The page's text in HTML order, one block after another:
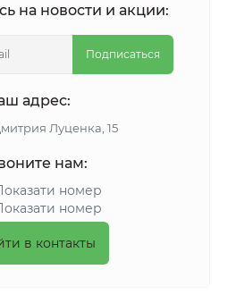
на новости и акции:
Подписаться
адрес:
Луценка, 15
нам:
номер
номер
в контакты